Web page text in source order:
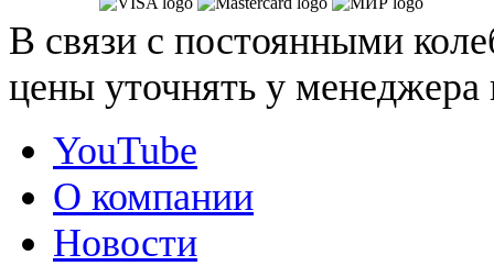
В связи с постоянными
цены уточнять у
YouTube
О компании
Новости